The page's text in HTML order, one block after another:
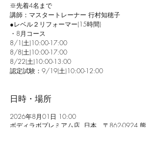
※先着4名まで
講師：マスタートレーナー 行村知穂子
●レベル２リフォーマー(15時間)
・8月コース
8/1(土)10:00-17:00
8/8(土)10:00-17:00
8/22(土)10:00-13:00
認定試験：9/19(土)10:00-12:00
日時・場所
2026年8月01日 10:00
ボディラボプレミアム店, 日本、〒862-0924 熊